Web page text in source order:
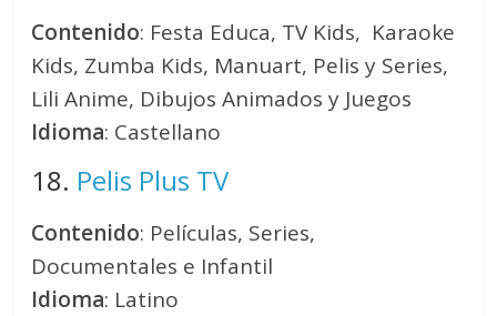
Contenido: Festa Educa, TV Kids, Karaoke
Kids, Zumba Kids, Manuart, Pelis y Series,
Lili Anime, Dibujos Animados y Juegos
Idioma: Castellano
18. Pelis Plus TV
Contenido: Películas, Series,
Documentales e Infantil
Idioma: Latino